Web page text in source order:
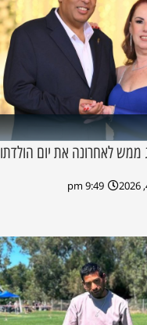
לאחרונה את יום הולדתו
9:49 pm